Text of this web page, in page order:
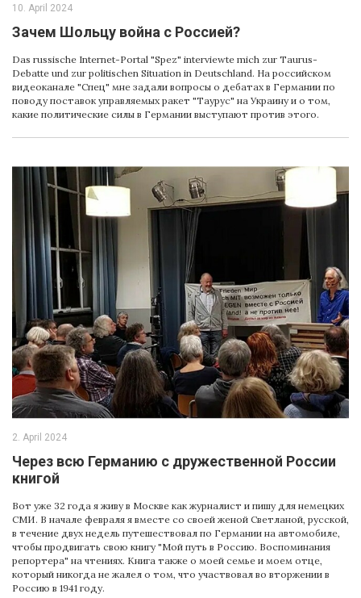
10. April 2024
Зачем Шольцу война с Россией?
Das russische Internet-Portal "Spez" interviewte mich zur Taurus-
Debatte und zur politischen Situation in Deutschland. На российском
видеоканале "Cпец" мне задали вопросы о дебатах в Германии по
поводу поставок управляемых ракет "Таурус" на Украину и о том,
какие политические силы в Германии выступают против этого.
2. April 2024
Через всю Германию с дружественной России
книгой
Вот уже 32 года я живу в Москве как журналист и пишу для немецких
СМИ. В начале февраля я вместе со своей женой Светланой, русской,
в течение двух недель путешествовал по Германии на автомобиле,
чтобы продвигать свою книгу "Мой путь в Россию. Воспоминания
репортера" на чтениях. Книга также о моей семье и моем отце,
который никогда не жалел о том, что участвовал во вторжении в
Россию в 1941 году.